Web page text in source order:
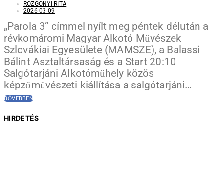
ROZGONYI RITA
2026-03-09
„Parola 3” címmel nyílt meg péntek délután a
révkomáromi Magyar Alkotó Művészek
Szlovákiai Egyesülete (MAMSZE), a Balassi
Bálint Asztaltársaság és a Start 20:10
Salgótarjáni Alkotóműhely közös
képzőművészeti kiállítása a salgótarjáni…
BŐVEBBEN
HIRDETÉS